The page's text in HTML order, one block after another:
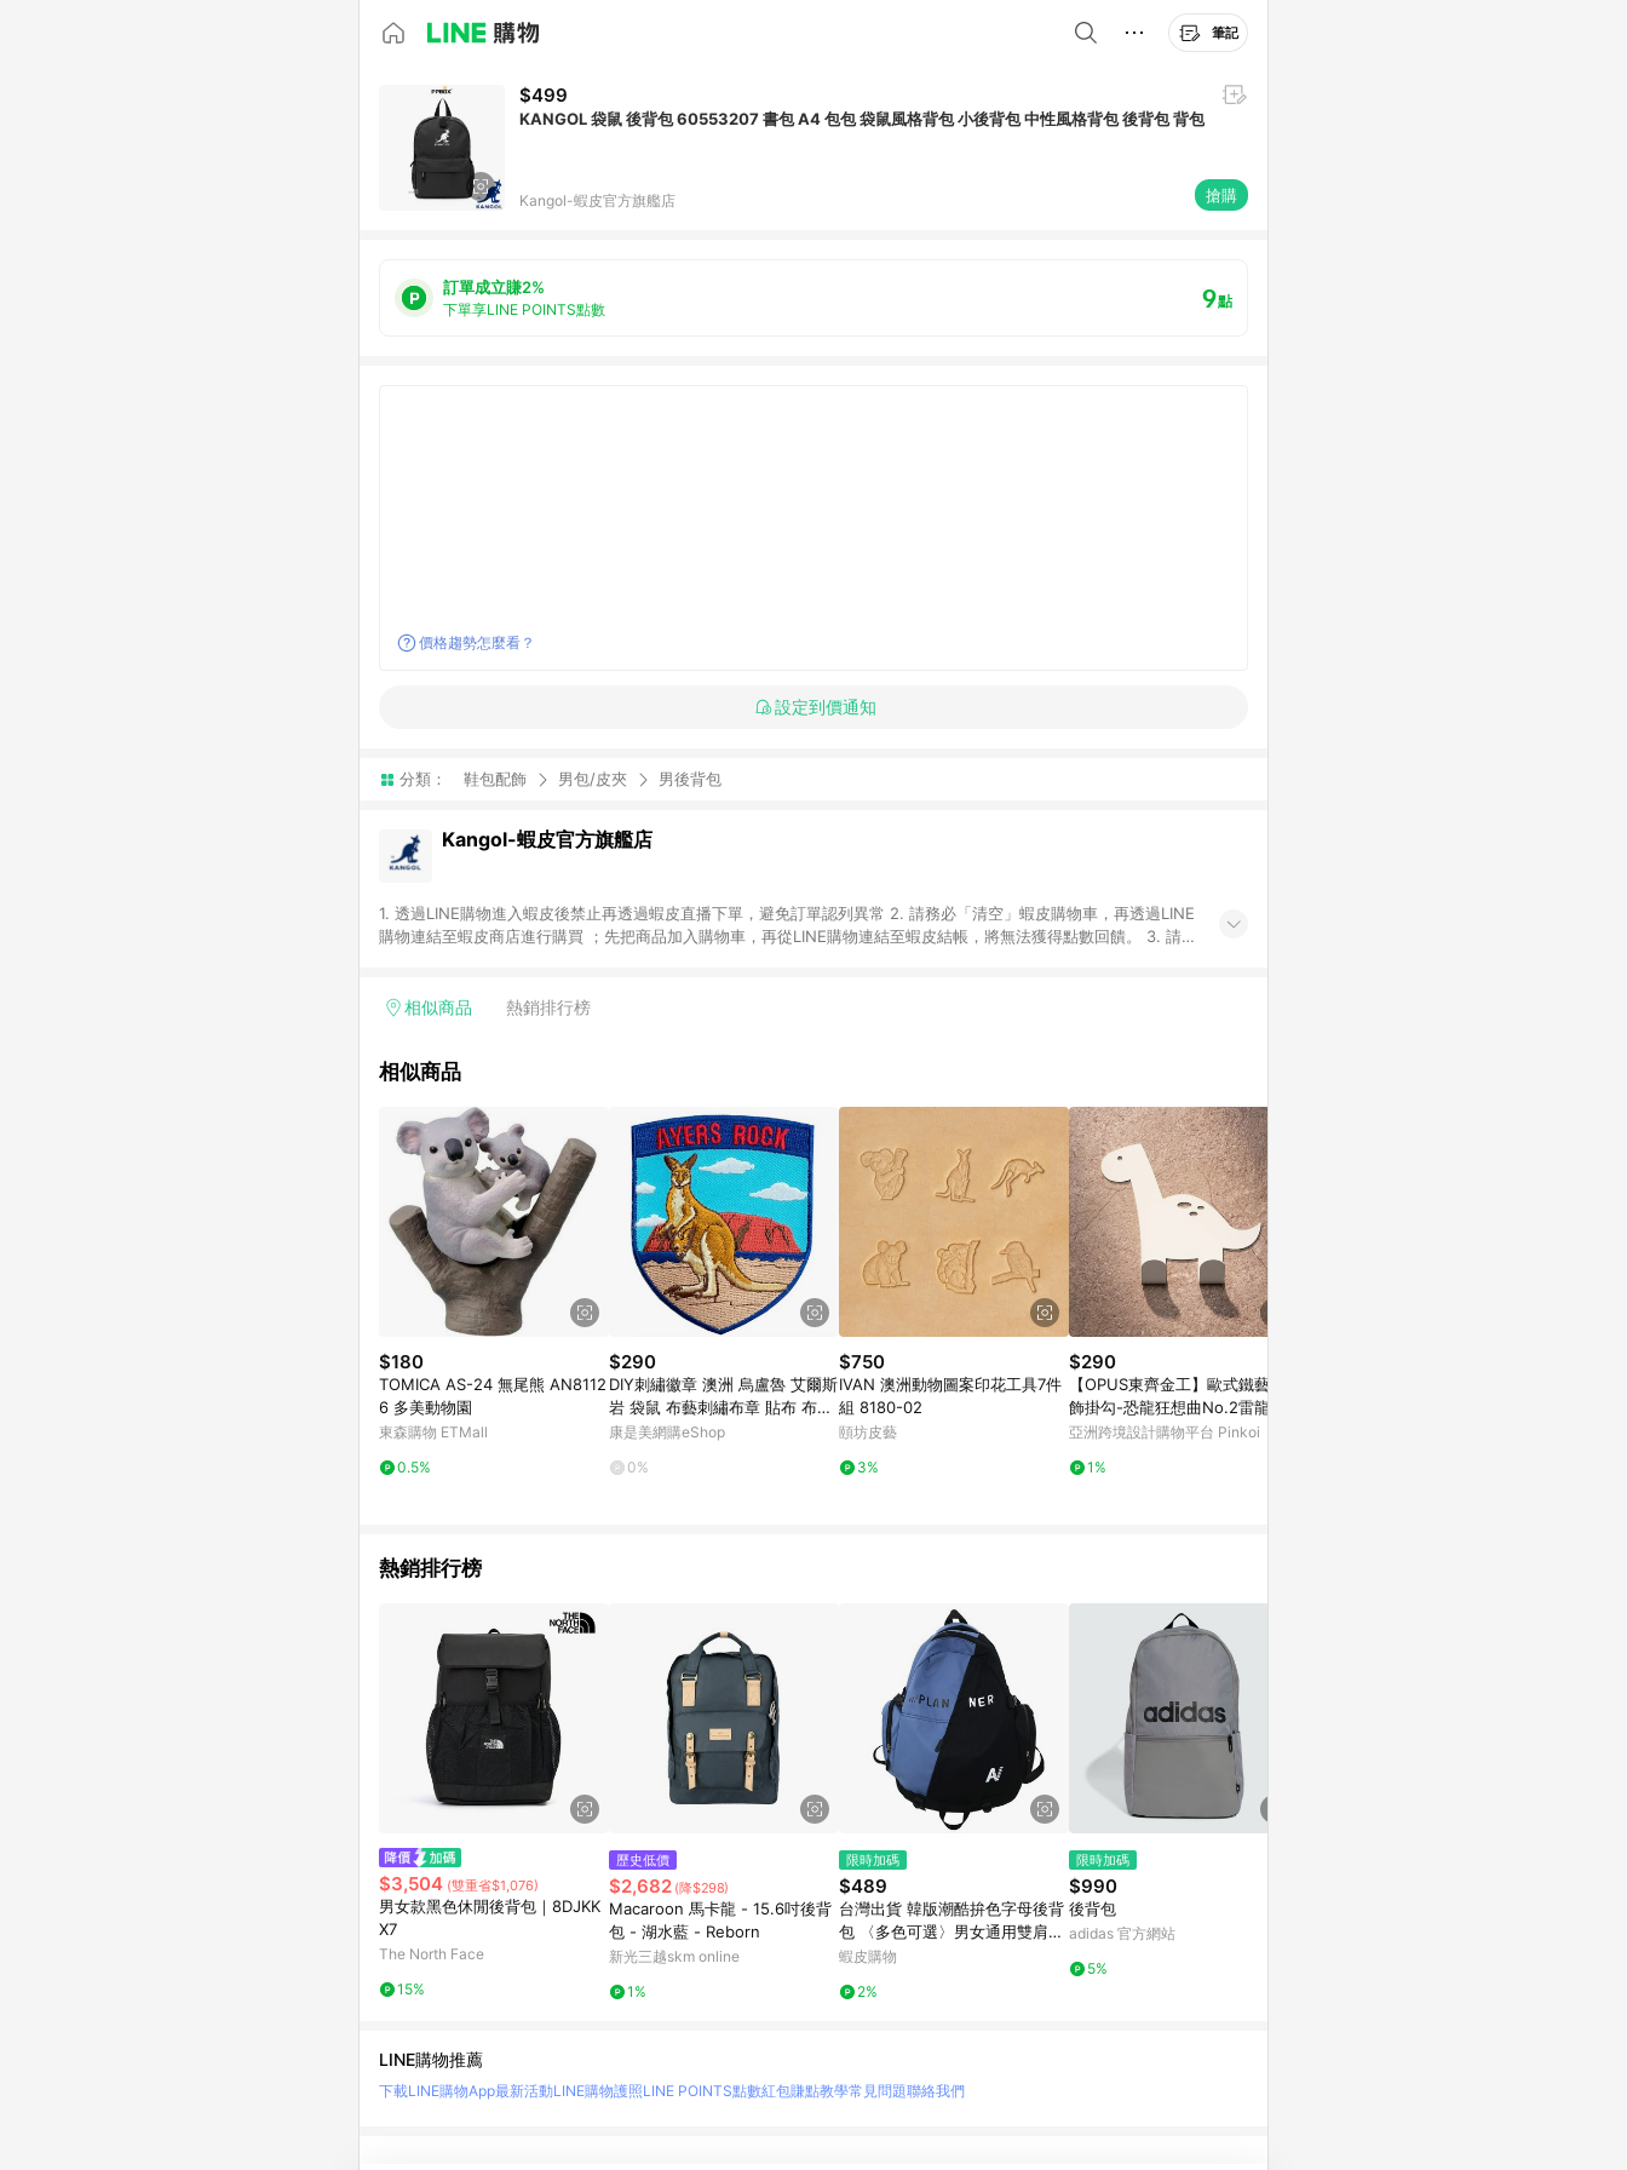
筆記
$499
KANGOL 袋鼠 後背包 60553207 書包 A4 包包 袋鼠風格背包 小後背包 中性風格背包 後背包 背包
Kangol-蝦皮官方旗艦店 搶購
訂單成立賺2%
下單享LINE POINTS點數 9點
價格趨勢怎麼看？
設定到價通知
分類： 鞋包配飾 男包/皮夾 男後背包
Kangol-蝦皮官方旗艦店
1. 透過LINE購物進入蝦皮後禁止再透過蝦皮直播下單，避免訂單認列異常 2. 請務必「清空」蝦皮購物車，再透過LINE
購物連結至蝦皮商店進行購買 ；先把商品加入購物車，再從LINE購物連結至蝦皮結帳，將無法獲得點數回饋。 3. 請避
數回饋請依照「蝦皮超市」商店頁為主。 6. 蝦皮商城之訂單適用於部分點數紅包，規範請依該紅包頁說明為主。 7. 點
物流或付款方式，將拆分成不同筆訂單編號發送通知。 11. 若使用折價券折抵，可能會有攤提折抵導致訂單金額些微落
七天內於該蝦皮帳號下訂的首筆訂單會被蝦皮認列為該LINE用戶導購跳轉時所成立之訂單。 13. 若同一用戶使用一個
以上蝦皮帳號透過LINE購物進行導購，將可能導致無法收到導購通知，亦可能無法收到點數，再請留意。 14. 請注意
以下行為將可能導致無法取得 LINE POINTS 點數回饋資格：使用非指定之途徑及方式完成交易，或經由蝦皮系統判斷
點擊路徑不符合回饋資格或規則者。 15. 若有贈點爭議，請務必於訂單日期+60天以內進行洽詢確認；超過60天(含)以
上進行申訴，恕無法贈點回饋。需檢附蝦皮訂單完成、LINE購物訂單記錄，如於LINE購物訂單紀錄已呈現：「非本次
前往蝦皮商店之品項，不符合回饋資格」，則不受理此案件。 [注意事項] 1.如導購途中用戶由網頁版(電腦版/手機版網
頁)切換為 App 會造成追蹤中斷而無法進行 LINE POINTS 回饋 2.若購買過程中關閉蝦皮APP，則需重新透過LINE購物
前往蝦皮商城，否則無法進行LINE POINTS 回饋。 / 3.如用戶先前往蝦皮商城將商品加入購物車，後續透過LINE購物
前往至蝦皮商城將購物車結清，此方案將不列入 LINE Points 回饋 4.若因系統異常無法追蹤訂單，致使消費者無接收
到點數回饋，蝦皮保有更改條款與法律追訴之權利 5. LINE購物商品價格若與蝦皮賣場實際價格有異，以蝦皮賣場價格
為準 6. 實際回饋，依蝦皮系統盼為最終判定標準
相似商品 熱銷排行榜
相似商品
$180
TOMICA AS-24 無尾熊 AN8112
6 多美動物園
東森購物 ETMall
0.5%
$290
DIY刺繡徽章 澳洲 烏盧魯 艾爾斯
岩 袋鼠 布藝刺繡布章 貼布 布標
燙貼 徽章 肩章 識別章 背包貼 _
康是美網購eShop
0%
$750
IVAN 澳洲動物圖案印花工具7件
組 8180-02
頤坊皮藝
3%
$290
【OPUS東齊金工】歐式鐵藝壁
飾掛勾-恐龍狂想曲No.2雷龍(白1
入)
亞洲跨境設計購物平台 Pinkoi
1%
熱銷排行榜
$3,504 (雙重省$1,076)
男女款黑色休閒後背包｜8DJKK
X7
The North Face
15%
歷史低價
$2,682 (降$298)
Macaroon 馬卡龍 - 15.6吋後背
包 - 湖水藍 - Reborn
新光三越skm online
1%
限時加碼
$489
台灣出貨 韓版潮酷拚色字母後背
包 〈多色可選〉男女通用雙肩包
休閒後背包 旅行後背包 戶外背包
蝦皮購物
2%
限時加碼
$990
後背包
adidas 官方網站
5%
LINE購物推薦
下載LINE購物App最新活動LINE購物護照LINE POINTS點數紅包賺點教學常見問題聯絡我們